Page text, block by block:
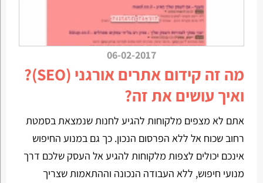
06-02-2017
מה זה קידום אתרים אורגני (SEO)?
ואיך עושים את זה?
אתם לא מצפים מלקוחות להגיע לחנות שנמצאת בסמטת
רחוב שכוח אל ללא הפרסום הנכון. כך גם במנוע החיפוש
אינכם יכולים לצפות מלקוחות להגיע אל העסק שלכם דרך
מנועי חיפוש, ללא העבודה הנכונה וההתאמות שצריך